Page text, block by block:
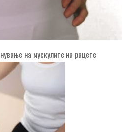
на мускулите на рацете